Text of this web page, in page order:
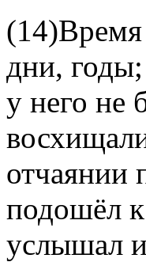
дни,
у него не
отчаянии
подошёл
услышал